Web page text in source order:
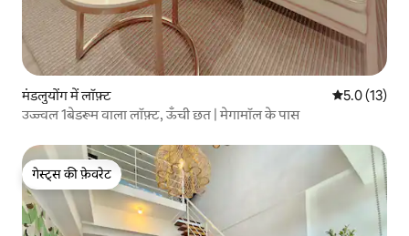
मंडलुयोंग में लॉफ़्ट औसत रेटिंग 5
5.0 (13)
उज्ज्वल 1बेडरूम वाला लॉफ़्ट, ऊँची छत | मेगामॉल के पास
गेस्ट्स की फ़ेवरेट
गेस्ट्स की फ़ेवरेट